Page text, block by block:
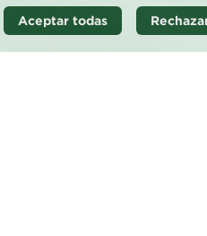
Aceptar todas